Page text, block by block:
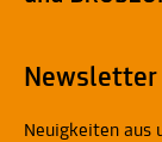
Newsletter
Neuigkeiten aus